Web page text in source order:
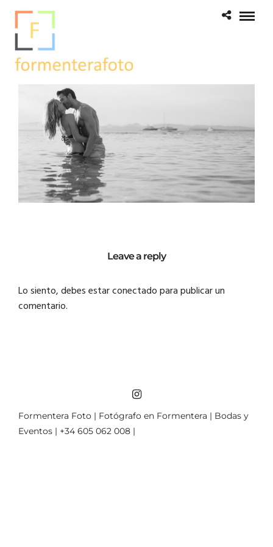
Leave a reply
Lo siento, debes estarconectadopara publicar un
comentario.
Formentera Foto | Fotógrafo en Formentera | Bodas y
Eventos | +34 605 062 008 |